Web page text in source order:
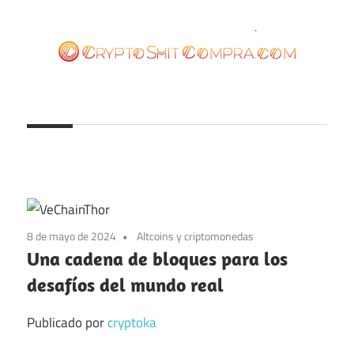
contenido
8 de mayo de 2024 Altcoins y criptomonedas
Una cadena de bloques para los
desafíos del mundo real
Publicado porcryptoka